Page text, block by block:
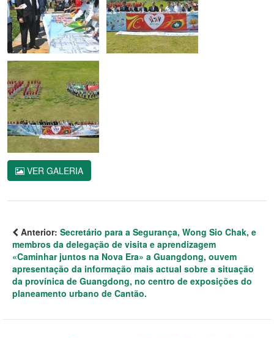
VER GALERIA
Anterior: Secretário para a Segurança, Wong Sio Chak, e
membros da delegação de visita e aprendizagem
«Caminhar juntos na Nova Era» a Guangdong, ouvem
apresentação da informação mais actual sobre a situação
da provínica de Guangdong, no centro de exposições do
planeamento urbano de Cantão.